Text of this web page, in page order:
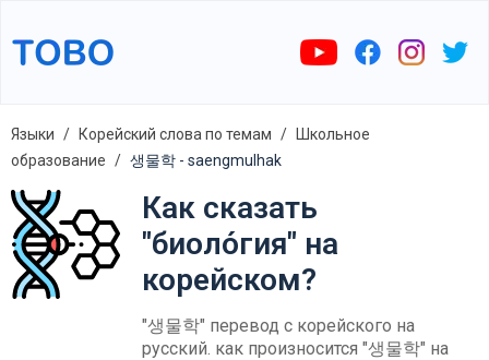
Языки Корейский слова по темам
Школьное
образование
생물학 - saengmulhak
Как сказать
"биоло́гия" на
корейском?
"생물학" перевод с корейского на
русский. как произносится "생물학" на